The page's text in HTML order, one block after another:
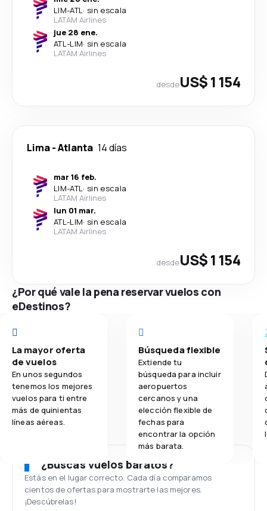
LIM-ATL· sin escala
LATAM Airlines
jue 28 ene.
ATL-LIM· sin escala
LATAM Airlines
desdeUS$ 1 154
Lima-Atlanta 14 días
mar 16 feb.
LIM-ATL· sin escala
LATAM Airlines
lun 01 mar.
ATL-LIM· sin escala
LATAM Airlines
desdeUS$ 1 154
¿Por qué vale la pena reservar vuelos con
eDestinos?
La mayor oferta
de vuelos
En unos segundos
tenemos los mejores
vuelos para ti entre
más de quinientas
líneas aéreas.
Búsqueda flexible
Extiende tu
búsqueda para incluir
aeropuertos
cercanos y una
elección flexible de
fechas para
encontrar la opción
más barata.
¿Buscas vuelos baratos?
Estás en el lugar correcto. Cada día comparamos
cientos de ofertas para mostrarte las mejores.
¡Descúbrelas!